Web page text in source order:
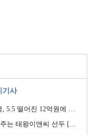
기사
12억원에 거래 [일일 하락가]
선두 [이 지역 분양왕-강원·제주]